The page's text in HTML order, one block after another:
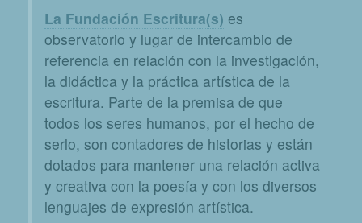
La Fundación Escritura(s) es
observatorio y lugar de intercambio de
referencia en relación con la investigación,
la didáctica y la práctica artística de la
escritura. Parte de la premisa de que
todos los seres humanos, por el hecho de
serlo, son contadores de historias y están
dotados para mantener una relación activa
y creativa con la poesía y con los diversos
lenguajes de expresión artística.